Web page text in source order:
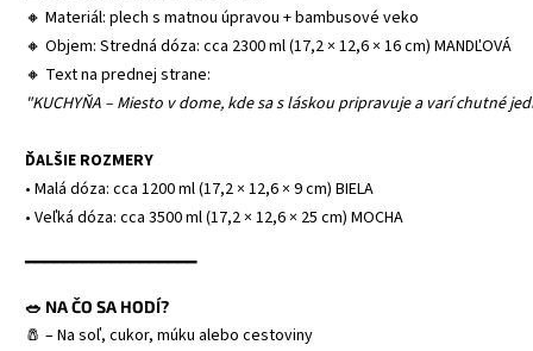
🔸 Materiál: plech s matnou úpravou + bambusové veko
🔸 Objem: Stredná dóza: cca 2300 ml (17,2 × 12,6 × 16 cm) MANDĽOVÁ
🔸 Text na prednej strane:
"KUCHYŇA – Miesto v dome, kde sa s láskou pripravuje a varí chutné
ĎALŠIE ROZMERY
• Malá dóza: cca 1200 ml (17,2 × 12,6 × 9 cm) BIELA
• Veľká dóza: cca 3500 ml (17,2 × 12,6 × 25 cm) MOCHA
━━━━━━━━━━━━━━━━━━
🥗 NA ČO SA HODÍ?
🧂 – Na soľ, cukor, múku alebo cestoviny